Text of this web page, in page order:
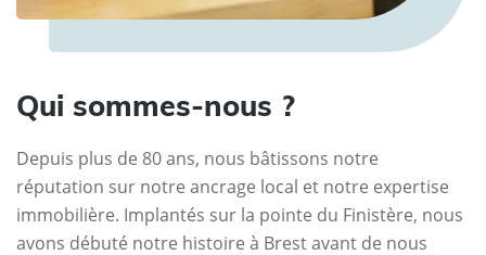
Qui sommes-nous ?
Depuis plus de 80 ans, nous bâtissons notre
réputation sur notre ancrage local et notre expertise
immobilière. Implantés sur la pointe du Finistère, nous
avons débuté notre histoire à Brest avant de nous